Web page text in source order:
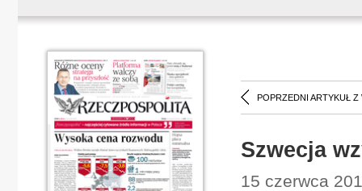
POPRZEDNI ARTYKUŁ Z
Szwecja
15 czerwca